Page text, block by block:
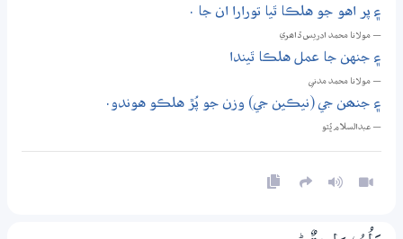
۽ پر اهو جو هلڪا ٿيا تورارا ان جا .
— مولانا محمد ادريس ڏاھري
۽ جنهن جا عمل هلڪا ٿيندا
— مولانا محمد مدني
۽ جنھن جي (نيڪين جي) وزن جو پُڙ هلڪو هوندو.
— عبدالسلام ڀُٽو